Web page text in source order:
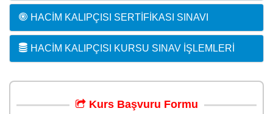
HACIM KALIPÇISI SERTIFIKASI SINAVI
HACIM KALIPÇISI KURSU SINAV İŞLEMLERI
Kurs Başvuru Formu